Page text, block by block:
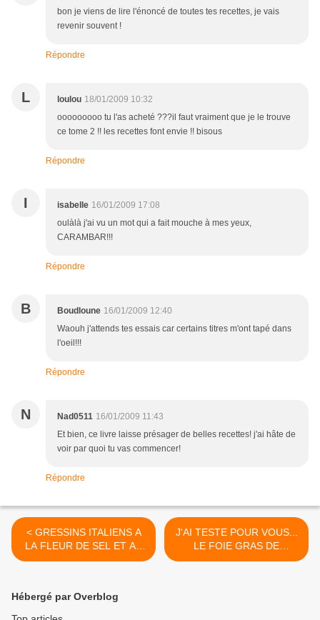
bon je viens de lire l'énoncé de toutes tes recettes, je vais
revenir souvent !
Répondre
L loulou 18/01/2009 10:32
ooooooooo tu l'as acheté ???il faut vraiment que je le trouve
ce tome 2 !! les recettes font envie !! bisous
Répondre
I isabelle 16/01/2009 17:08
oulàlà j'ai vu un mot qui a fait mouche à mes yeux,
CARAMBAR!!!
Répondre
B Boudloune 16/01/2009 12:40
Waouh j'attends tes essais car certains titres m'ont tapé dans
l'oeil!!!
Répondre
N Nad0511 16/01/2009 11:43
Et bien, ce livre laisse présager de belles recettes! j'ai hâte de
voir par quoi tu vas commencer!
Répondre
< GRESSINS ITALIENS A
LA FLEUR DE SEL ET AU
POIVRE DE SECHUAN
J'AI TESTE POUR VOUS...
LE FOIE GRAS DE
CANARD LE 1908 >
Hébergé par Overblog